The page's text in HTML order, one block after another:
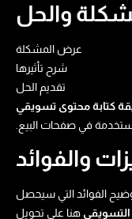
والحل
عرض المشكلة
شرح تأثيرها
تقديم الحل
كتابة محتوى تسويقي​
في صفحات البيع.
والفوائد
الفوائد التي سيحصل
التسويقي هنا على تحويل